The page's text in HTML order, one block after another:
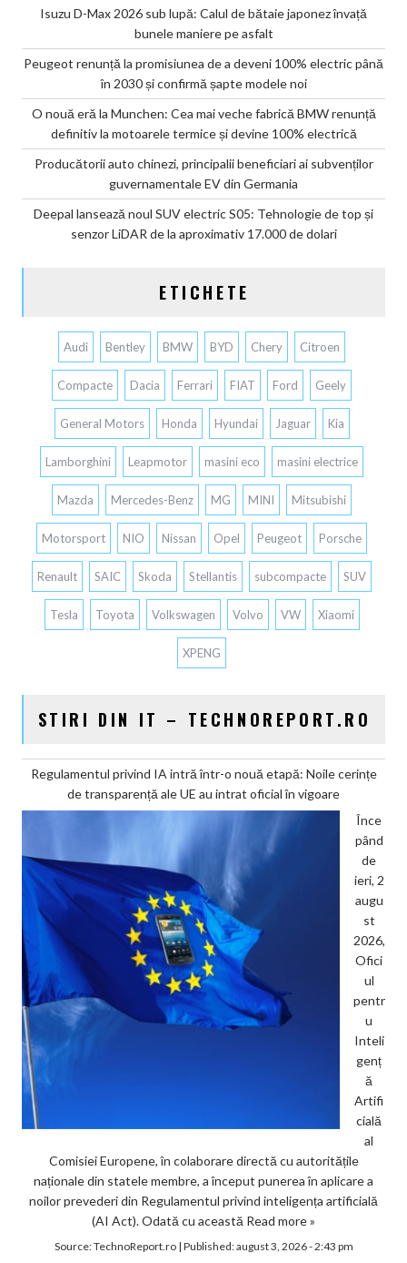
Isuzu D-Max 2026 sub lupă: Calul de bătaie japonez învață
bunele maniere pe asfalt
Peugeot renunță la promisiunea de a deveni 100% electric până
în 2030 și confirmă șapte modele noi
O nouă eră la Munchen: Cea mai veche fabrică BMW renunță
definitiv la motoarele termice și devine 100% electrică
Producătorii auto chinezi, principalii beneficiari ai subvenților
guvernamentale EV din Germania
Deepal lansează noul SUV electric S05: Tehnologie de top și
senzor LiDAR de la aproximativ 17.000 de dolari
ETICHETE
Audi Bentley BMW BYD Chery Citroen
Compacte Dacia Ferrari FIAT Ford Geely
General Motors Honda Hyundai Jaguar Kia
Lamborghini Leapmotor masini eco masini electrice
Mazda Mercedes-Benz MG MINI Mitsubishi
Motorsport NIO Nissan Opel Peugeot Porsche
Renault SAIC Skoda Stellantis subcompacte SUV
Tesla Toyota Volkswagen Volvo VW Xiaomi
XPENG
STIRI DIN IT – TECHNOREPORT.RO
Regulamentul privind IA intră într-o nouă etapă: Noile cerințe
de transparență ale UE au intrat oficial în vigoare
Înce
pând
de
ieri, 2
augu
st
2026,
Ofici
ul
pentr
u
Inteli
genț
ă
Artifi
cială
al
Comisiei Europene, în colaborare directă cu autoritățile
naționale din statele membre, a început punerea în aplicare a
noilor prevederi din Regulamentul privind inteligența artificială
(AI Act). Odată cu această Read more »
Source:TechnoReport.ro| Published:august 3, 2026 - 2:43 pm